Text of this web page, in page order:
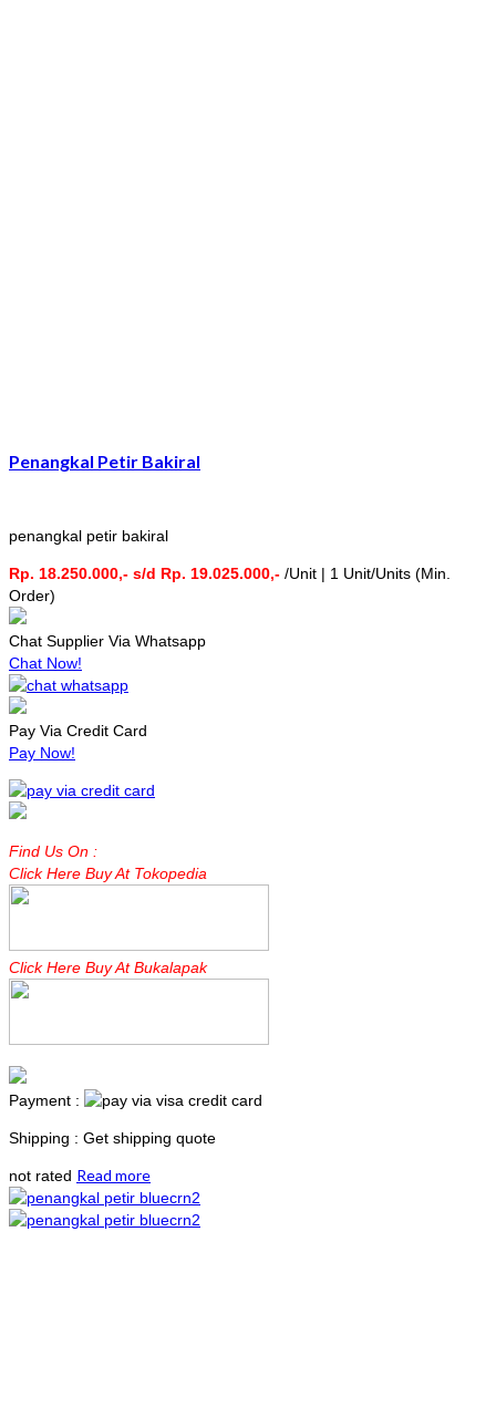
Penangkal Petir Bakiral
penangkal petir bakiral
Rp. 18.250.000,- s/d Rp. 19.025.000,- /Unit | 1 Unit/Units (Min.
Order)
Chat Supplier Via Whatsapp
Chat Now!
Pay Via Credit Card
Pay Now!
Find Us On :
Click Here Buy At Tokopedia
Click Here Buy At Bukalapak
Payment :
Shipping : Get shipping quote
not rated Read more